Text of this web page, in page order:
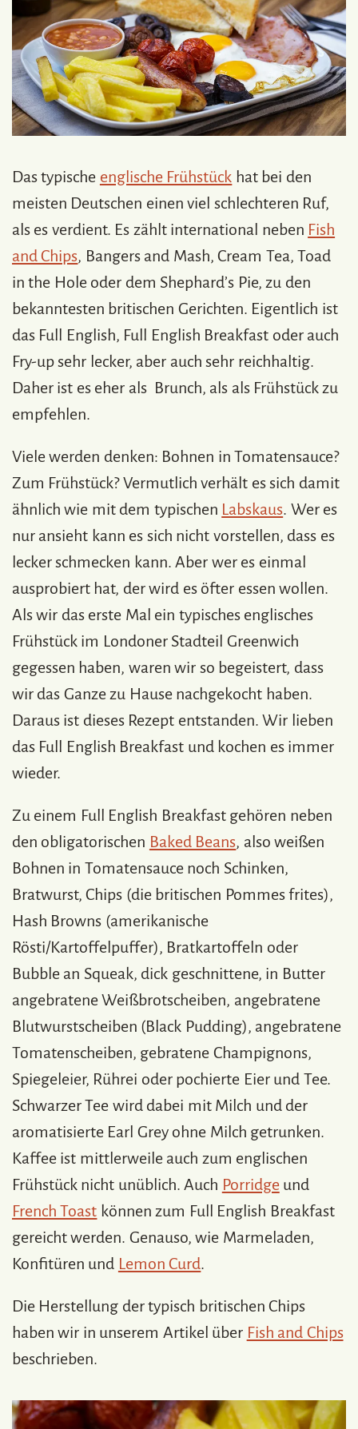
Das typische englische Frühstück hat bei den
meisten Deutschen einen viel schlechteren Ruf,
als es verdient. Es zählt international neben Fish
and Chips, Bangers and Mash, Cream Tea, Toad
in the Hole oder dem Shephard’s Pie, zu den
bekanntesten britischen Gerichten. Eigentlich ist
das Full English, Full English Breakfast oder auch
Fry-up sehr lecker, aber auch sehr reichhaltig.
Daher ist es eher als Brunch, als als Frühstück zu
empfehlen.
Viele werden denken: Bohnen in Tomatensauce?
Zum Frühstück? Vermutlich verhält es sich damit
ähnlich wie mit dem typischen Labskaus. Wer es
nur ansieht kann es sich nicht vorstellen, dass es
lecker schmecken kann. Aber wer es einmal
ausprobiert hat, der wird es öfter essen wollen.
Als wir das erste Mal ein typisches englisches
Frühstück im Londoner Stadteil Greenwich
gegessen haben, waren wir so begeistert, dass
wir das Ganze zu Hause nachgekocht haben.
Daraus ist dieses Rezept entstanden. Wir lieben
das Full English Breakfast und kochen es immer
wieder.
Zu einem Full English Breakfast gehören neben
den obligatorischen Baked Beans, also weißen
Bohnen in Tomatensauce noch Schinken,
Bratwurst, Chips (die britischen Pommes frites),
Hash Browns (amerikanische
Rösti/Kartoffelpuffer), Bratkartoffeln oder
Bubble an Squeak, dick geschnittene, in Butter
angebratene Weißbrotscheiben, angebratene
Blutwurstscheiben (Black Pudding), angebratene
Tomatenscheiben, gebratene Champignons,
Spiegeleier, Rührei oder pochierte Eier und Tee.
Schwarzer Tee wird dabei mit Milch und der
aromatisierte Earl Grey ohne Milch getrunken.
Kaffee ist mittlerweile auch zum englischen
Frühstück nicht unüblich. Auch Porridgeund
French Toast können zum Full English Breakfast
gereicht werden. Genauso, wie Marmeladen,
Konfitüren und Lemon Curd.
Die Herstellung der typisch britischen Chips
haben wir in unserem Artikel über Fish and Chips
beschrieben.